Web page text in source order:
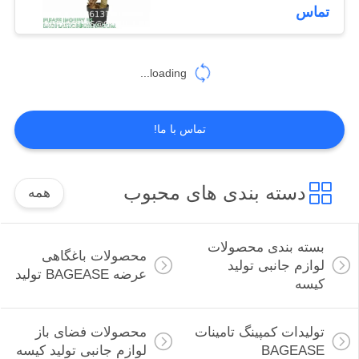
کنترل
کیفیت
ما
تماس
درخواست
نقل
قول
نقشه
تولیدات کمپینگ
محصولات فضای باز
لوازم جانبی تولید
کیسه
90
مصنوعی کاکتوس
تماس
loading...
تماس با ما!
دسته بندی های محبوب همه
بسته بندی محصولات
لوازم جانبی تولید
کیسه
محصولات باغگاهی
عرضه BAGEASE تولید
تولیدات کمپینگ تامینات
BAGEASE
محصولات فضای باز
لوازم جانبی تولید کیسه